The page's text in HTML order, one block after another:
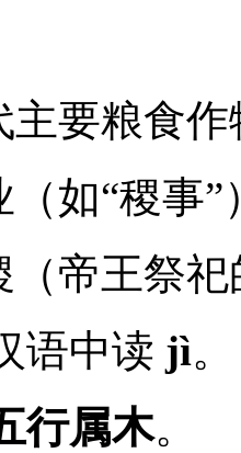
主要粮食
如“稷事”
（帝王祭
语中读 jì。
行属木。